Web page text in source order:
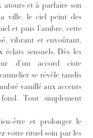
atours et à parfaire son
ville, le ciel peint des
et puis l’ambre, cette
vibrant et envoûtant,
sensuels. Dès les
d’un accord ciste
se révèle tandis
vanillé aux accents
Tout simplement
être et prolonger le
votre rituel soin par les